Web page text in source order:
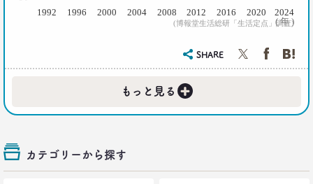
20代4人が語る｢平成の恋愛｣への強烈な違和感
｢無趣味になっていく日本人｣の実態と背景事情
生活総研 上席研究員
2019.01.16
( 年 )
(博報堂生活総研「生活定点」調査)
1992 1996 2000 2004 2008 2012 2016 2020 2024
SHARE
もっと見る +
カテゴリーから探す